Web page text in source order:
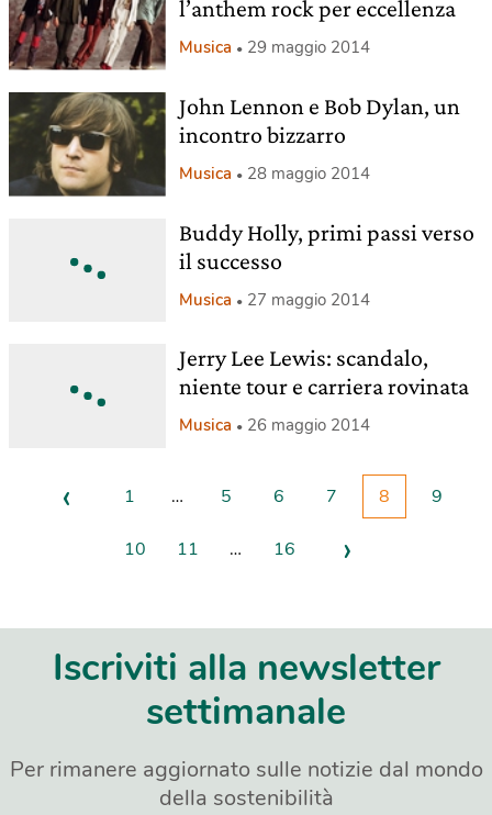
l’anthem rock per eccellenza
Musica 29 maggio 2014
John Lennon e Bob Dylan, un
incontro bizzarro
Musica 28 maggio 2014
Buddy Holly, primi passi verso
il successo
Musica 27 maggio 2014
Jerry Lee Lewis: scandalo,
niente tour e carriera rovinata
Musica 26 maggio 2014
‹ 1 … 5 6 7 8 9
10 11 … 16 ›
Iscriviti alla newsletter
settimanale
Per rimanere aggiornato sulle notizie dal mondo
della sostenibilità